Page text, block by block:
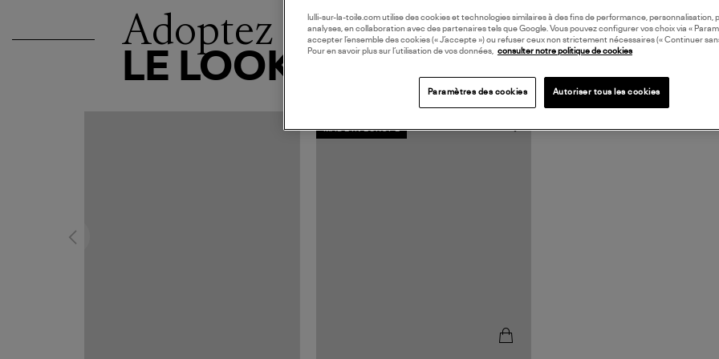
Adoptez
LE LOOK
MADE IN EUROPE
lulli-sur-la-toile.com utilise des cookies et technologies similaires à des fins de performance, personnalisation,
analyses, en collaboration avec des partenaires tels que Google. Vous pouvez configurer vos choix via «
accepter l’ensemble des cookies (« J’accepte ») ou refuser ceux non strictement nécessaires (« Continuer
Pour en savoir plus sur l’utilisation de vos données,
consulter notre politique de cookies
Paramètres des cookies Autoriser tous les cookies